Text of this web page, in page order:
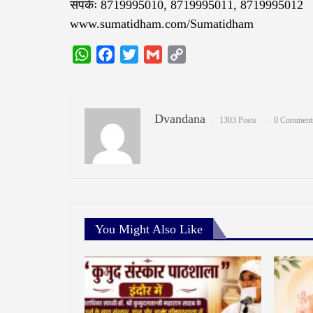
संपर्कः 8719995010, 8719995011, 8719995012
www.sumatidham.com/Sumatidham
WhatsAppFacebook
Twitter Gmail
Dvandana 1303 Posts 0
You Might Also Like